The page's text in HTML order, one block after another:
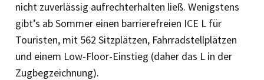
nicht zuverlässig aufrechterhalten ließ. Wenigstens
gibt’s ab Sommer einen barrierefreien ICE L für
Touristen, mit 562 Sitzplätzen, Fahrradstellplätzen
und einem Low-Floor-Einstieg (daher das L in der
Zugbegzeichnung).